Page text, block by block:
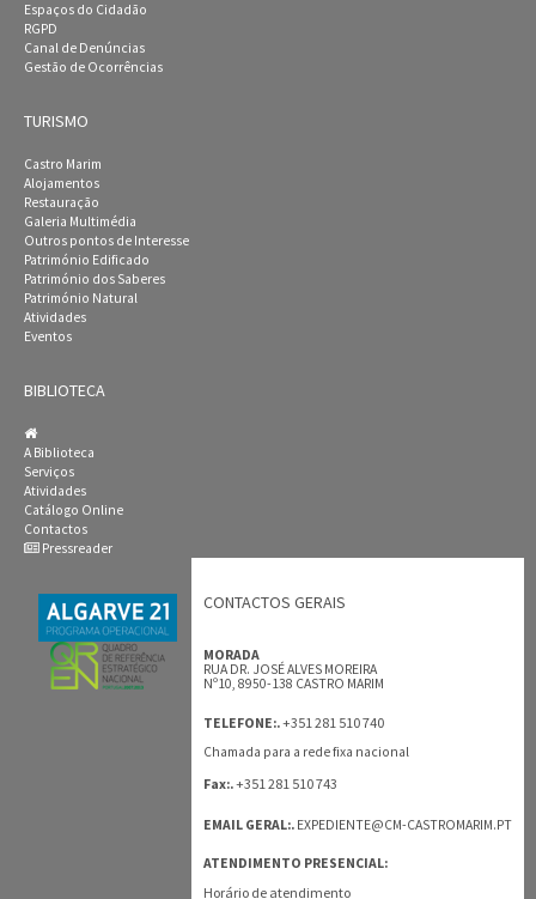
Espaços do Cidadão
RGPD
Canal de Denúncias
Gestão de Ocorrências
TURISMO
Castro Marim
Alojamentos
Restauração
Galeria Multimédia
Outros pontos de Interesse
Património Edificado
Património dos Saberes
Património Natural
Atividades
Eventos
BIBLIOTECA
A Biblioteca
Serviços
Atividades
Catálogo Online
Contactos
Pressreader
CONTACTOS GERAIS
MORADA
RUA DR. JOSÉ ALVES MOREIRA
Nº10, 8950-138 CASTRO MARIM
TELEFONE:.+351 281 510 740
Chamada para a rede fixa nacional
Fax:.+351 281 510 743
EMAIL GERAL:. EXPEDIENTE@CM-CASTROMARIM.PT
ATENDIMENTO PRESENCIAL:
Horário de atendimento